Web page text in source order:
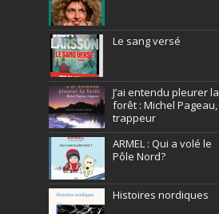
Le sang versé
J’ai entendu pleurer la
forêt : Michel Pageau,
trappeur
ARMEL : Qui a volé le
Pôle Nord?
Histoires nordiques